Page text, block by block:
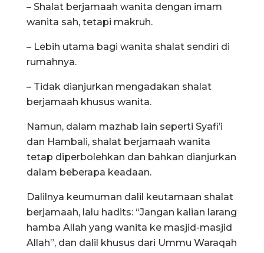
– Shalat berjamaah wanita dengan imam
wanita sah, tetapi makruh.
– Lebih utama bagi wanita shalat sendiri di
rumahnya.
– Tidak dianjurkan mengadakan shalat
berjamaah khusus wanita.
Namun, dalam mazhab lain seperti Syafi’i
dan Hambali, shalat berjamaah wanita
tetap diperbolehkan dan bahkan dianjurkan
dalam beberapa keadaan.
Dalilnya keumuman dalil keutamaan shalat
berjamaah, lalu hadits: “Jangan kalian larang
hamba Allah yang wanita ke masjid-masjid
Allah”, dan dalil khusus dari Ummu Waraqah